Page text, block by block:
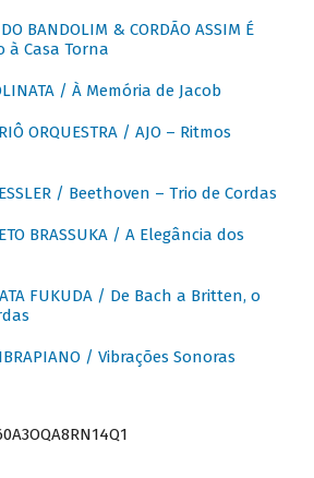
BANDOLIM & CORDÃO ASSIM É
à Casa Torna
/ À Memória de Jacob
ORQUESTRA / AJO – Ritmos
/ Beethoven – Trio de Cordas
BRASSUKA / A Elegância dos
FUKUDA / De Bach a Britten, o
/ Vibrações Sonoras